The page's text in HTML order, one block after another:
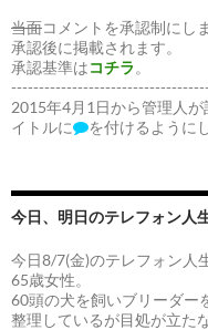
当面コメントを承認制にし
承認後に掲載されます。
承認基準はコチラ 。
2015年4月1日から管理人
イトルに
を付けるように
今日、明日のテレフォン人
今日8/7(金)のテレフォン人
65歳女性。
60頭の犬を飼いブリーダー
整理しているが目処が立た